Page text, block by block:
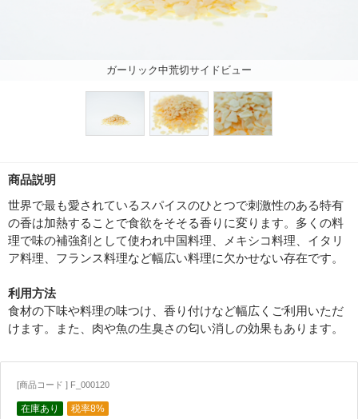
ガーリック中荒切サイドビュー
商品説明
世界で最も愛されているスパイスのひとつで刺激性のある特有
の香は加熱することで食欲をそそる香りに変ります。多くの料
理で味の補強剤として使われ中国料理、メキシコ料理、イタリ
ア料理、フランス料理など幅広い料理に欠かせない存在です。
利用方法
食材の下味や料理の味つけ、香り付けなど幅広くご利用いただ
けます。また、肉や魚の生臭さの匂い消しの効果もあります。
[商品コード ] F_000120
在庫あり 税率8%